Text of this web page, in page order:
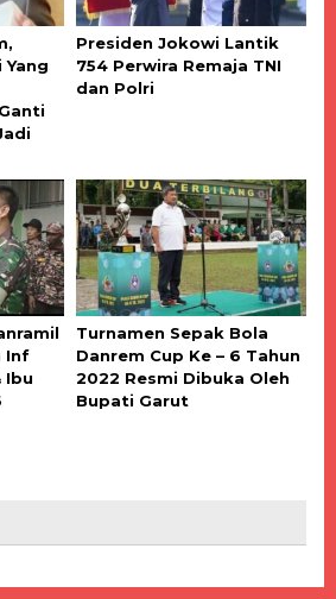
Yang
Presiden Jokowi Lantik
754 Perwira Remaja TNI
dan Polri
Inf
Ibu
Turnamen Sepak Bola
Danrem Cup Ke – 6 Tahun
2022 Resmi Dibuka Oleh
Bupati Garut